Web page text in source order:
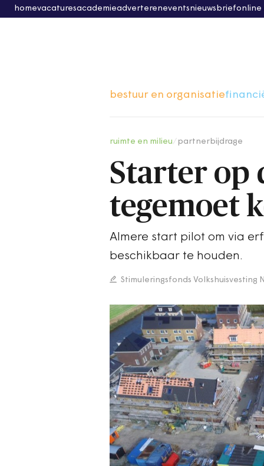
homevacaturesacademieadvertereneventsnieuwsbriefonline
bestuur en organisatie
ruimte en milieu partnerbijdrage
Starter op
tegemoet
Almere start pilot om via
beschikbaar te houden.
Stimuleringsfonds